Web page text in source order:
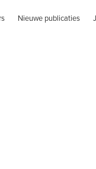
Nieuwe publicaties